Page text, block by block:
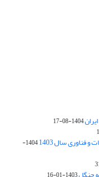
1404-08-17
فناوری سال 1403
1404-